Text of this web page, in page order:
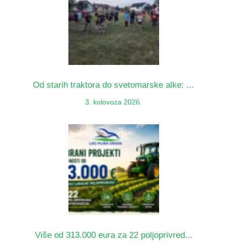
Od starih traktora do svetomarske alke: ...
3. kolovoza 2026.
Više od 313.000 eura za 22 poljoprivred...